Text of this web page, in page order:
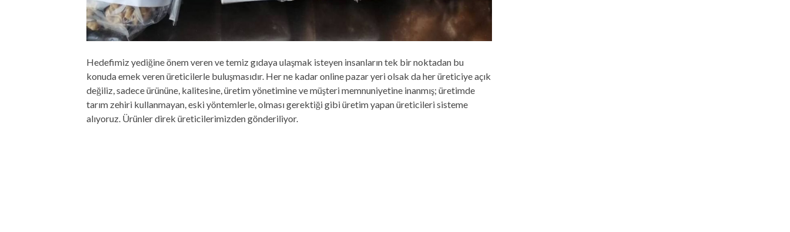
Hedefimiz yediğine önem veren ve temiz gıdaya ulaşmak isteyen insanların tek bir noktadan bu
konuda emek veren üreticilerle buluşmasıdır. Her ne kadar online pazar yeri olsak da her üreticiye açık
değiliz, sadece ürününe, kalitesine, üretim yönetimine ve müşteri memnuniyetine inanmış; üretimde
tarım zehiri kullanmayan, eski yöntemlerle, olması gerektiği gibi üretim yapan üreticileri sisteme
alıyoruz. Ürünler direk üreticilerimizden gönderiliyor.